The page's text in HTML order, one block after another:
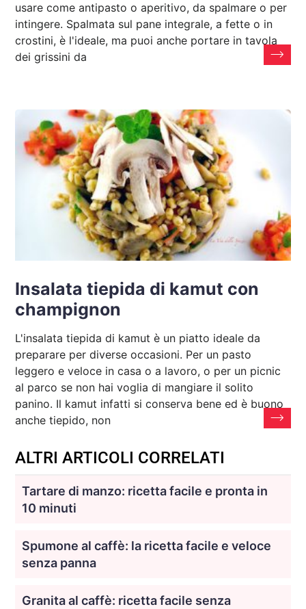
usare come antipasto o aperitivo, da spalmare o per
intingere. Spalmata sul pane integrale, a fette o in
crostini, è l'ideale, ma puoi anche portare in tavola
dei grissini da
Insalata tiepida di kamut con
champignon
L'insalata tiepida di kamut è un piatto ideale da
preparare per diverse occasioni. Per un pasto
leggero e veloce in casa o a lavoro, o per un picnic
al parco se non hai voglia di mangiare il solito
panino. Il kamut infatti si conserva bene ed è buono
anche tiepido, non
ALTRI ARTICOLI CORRELATI
Tartare di manzo: ricetta facile e pronta in
10 minuti
Spumone al caffè: la ricetta facile e veloce
senza panna
Granita al caffè: ricetta facile senza